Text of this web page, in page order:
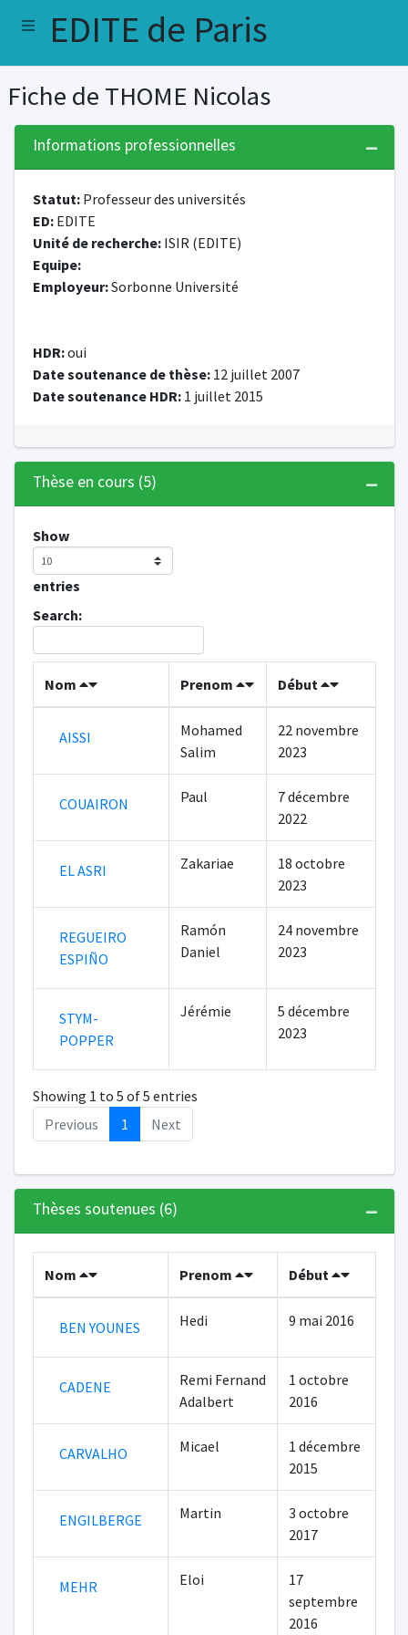
EDITE de Paris
Fiche de THOME Nicolas
Informations professionnelles
Statut: Professeur des universités
ED: EDITE
Unité de recherche: ISIR (EDITE)
Equipe:
Employeur:Sorbonne Université
HDR:oui
Date soutenance de thèse: 12 juillet 2007
Date soutenance HDR: 1 juillet 2015
Thèse en cours (5)
Show
entries
Search:
Nom Prenom Début
AISSI
Mohamed
Salim
22 novembre
2023
COUAIRON Paul
7 décembre
2022
EL ASRI Zakariae
18 octobre
2023
REGUEIRO
ESPIÑO
Ramón
Daniel
24 novembre
2023
STYM-
POPPER
Jérémie
5 décembre
2023
Showing 1 to 5 of 5 entries
Previous
1 Next
Thèses soutenues (6)
Nom Prenom Début
BEN YOUNES Hedi 9 mai 2016
CADENE
Remi Fernand
Adalbert
1 octobre
2016
CARVALHO Micael
1 décembre
2015
ENGILBERGE Martin
3 octobre
2017
MEHR Eloi
17
septembre
2016